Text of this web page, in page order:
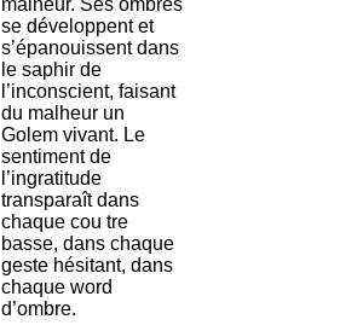
se développent et
s’épanouissent dans
le saphir de
l’inconscient, faisant
du malheur un
Golem vivant. Le
sentiment de
l’ingratitude
transparaît dans
chaque cou tre
basse, dans chaque
geste hésitant, dans
chaque word
d’ombre.